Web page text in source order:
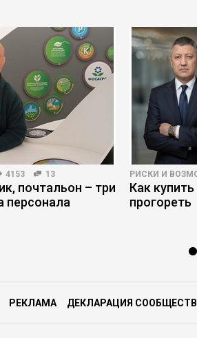
4153 13
почтальон – три
персонала
РИСКИ И
Как
прогореть
РЕКЛАМА ДЕКЛАРАЦИЯ